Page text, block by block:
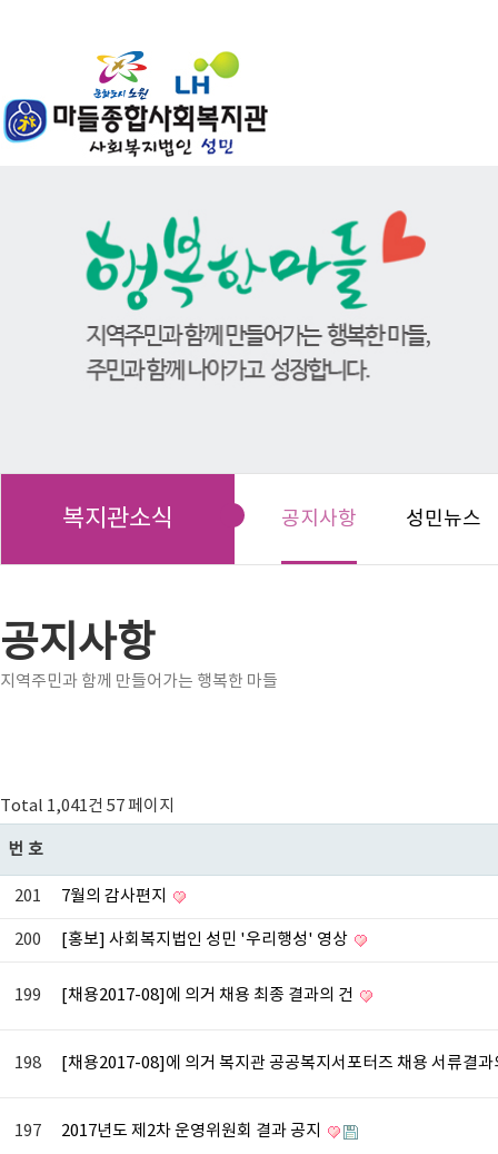
복지관소식 공지사항 성민뉴스
공지사항
지역주민과 함께 만들어가는 행복한 마들
Total 1,041건 57 페이지
번호
201 7월의 감사편지
200 [홍보] 사회복지법인 성민 '우리행성' 영상
199 [채용2017-08]에 의거 채용 최종 결과의 건
198 [채용2017-08]에 의거 복지관 공공복지서포터즈 채용 서류결
197 2017년도 제2차 운영위원회 결과 공지